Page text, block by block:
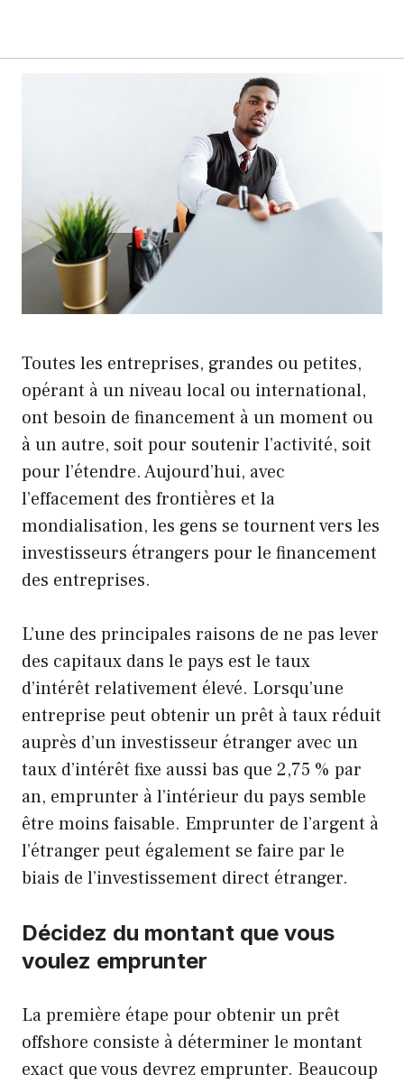
Toutes les entreprises, grandes ou petites,
opérant à un niveau local ou international,
ont besoin de financement à un moment ou
à un autre, soit pour soutenir l’activité, soit
pour l’étendre. Aujourd’hui, avec
l’effacement des frontières et la
mondialisation, les gens se tournent vers les
investisseurs étrangers pour le financement
des entreprises.
L’une des principales raisons de ne pas lever
des capitaux dans le pays est le taux
d’intérêt relativement élevé. Lorsqu’une
entreprise peut obtenir un prêt à taux réduit
auprès d’un investisseur étranger avec un
taux d’intérêt fixe aussi bas que 2,75 % par
an, emprunter à l’intérieur du pays semble
être moins faisable. Emprunter de l’argent à
l’étranger peut également se faire par le
biais de l’investissement direct étranger.
Décidez du montant que vous
voulez emprunter
La première étape pour obtenir un prêt
offshore consiste à déterminer le montant
exact que vous devrez emprunter. Beaucoup